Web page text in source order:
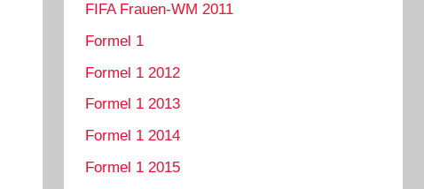
FIFA Frauen-WM 2011
Formel 1
Formel 1 2012
Formel 1 2013
Formel 1 2014
Formel 1 2015